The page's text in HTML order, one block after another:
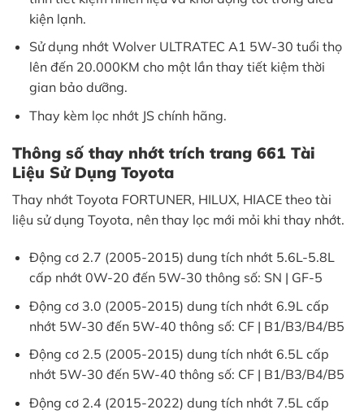
kiện lạnh.
Sử dụng nhớt Wolver ULTRATEC A1 5W-30 tuổi thọ
lên đến 20.000KM cho một lần thay tiết kiệm thời
gian bảo dưỡng.
Thay kèm lọc nhớt JS chính hãng.
Thông số thay nhớt trích trang 661 Tài
Liệu Sử Dụng Toyota
Thay nhớt Toyota FORTUNER, HILUX, HIACE theo tài
liệu sử dụng Toyota, nên thay lọc mới mỏi khi thay nhớt.
Động cơ 2.7 (2005-2015) dung tích nhớt 5.6L-5.8L
cấp nhớt 0W-20 đến 5W-30 thông số: SN | GF-5
Động cơ 3.0 (2005-2015) dung tích nhớt 6.9L cấp
nhớt 5W-30 đến 5W-40 thông số: CF | B1/B3/B4/B5
Động cơ 2.5 (2005-2015) dung tích nhớt 6.5L cấp
nhớt 5W-30 đến 5W-40 thông số: CF | B1/B3/B4/B5
Động cơ 2.4 (2015-2022) dung tích nhớt 7.5L cấp